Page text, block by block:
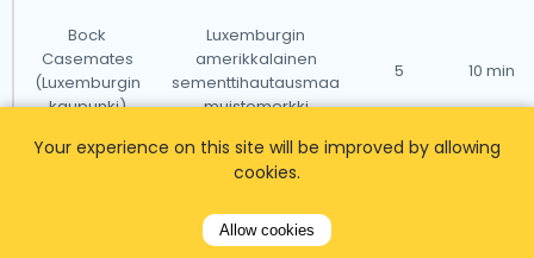
Bock
Casemates
(Luxemburgin
kaupunki)
Luxemburgin
amerikkalainen
sementtihautausmaa
muistomerkki
5 10 min
Luxemburgin
Parc Merveilleux
Your experience on this site will be improved by allowing
cookies.
Allow cookies